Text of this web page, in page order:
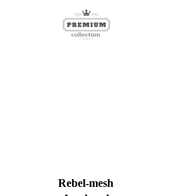
Rebel-mesh